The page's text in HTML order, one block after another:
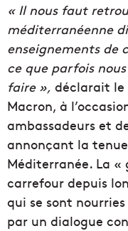
« Il nous faut
méditerranéenne
enseignements de
ce que parfois
faire », déclarait le
Macron, à
ambassadeurs et
annonçant la
Méditerranée. La «
carrefour depuis
qui se sont
par un dialogue